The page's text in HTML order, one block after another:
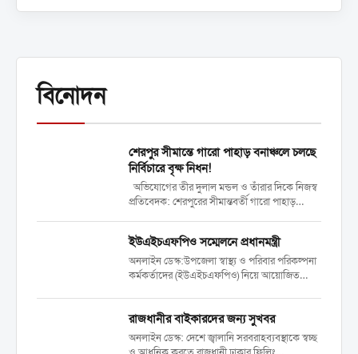
বিনোদন
শেরপুর সীমান্তে গারো পাহাড় বনাঞ্চলে চলছে
নির্বিচারে বৃক্ষ নিধন!
অভিযোগের তীর দুলাল মন্ডল ও তাঁরার দিকে নিজস্ব
প্রতিবেদক: শেরপুরের সীমান্তবর্তী গারো পাহাড়
দাঁড়িয়েছে। বিশেষ করে ২০২৪ সালের ৫ আগস্টের...
ইউএইচএফপিও সম্মেলনে প্রধানমন্ত্রী
অনলাইন ডেস্ক:উপজেলা স্বাস্থ্য ও পরিবার পরিকল্পনা
কর্মকর্তাদের (ইউএইচএফপিও) নিয়ে আয়োজিত
ওসমানী স্মৃতি মিলনায়তনে স্বাস্থ্য ও পরিবার কল্যাণ
মন্ত্রণালয় আয়োজিত এ সম্মেলনে যোগ...
রাজধানীর বাইকারদের জন্য সুখবর
অনলাইন ডেস্ক: দেশে জ্বালানি সরবরাহব্যবস্থাকে স্বচ্ছ